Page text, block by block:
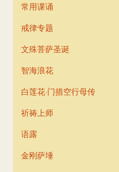
常用课诵
戒律专题
文殊菩萨圣诞
智海浪花
白莲花·门措空行母传
祈祷上师
语露
金刚萨埵